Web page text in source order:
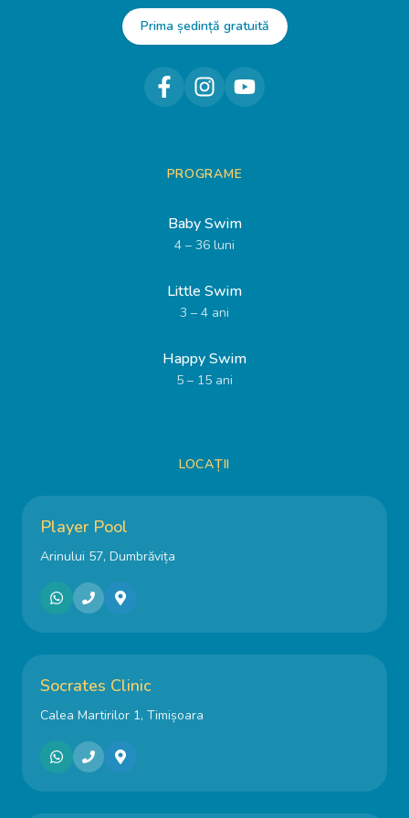
Prima ședință gratuită
PROGRAME
Baby Swim
4 – 36 luni
Little Swim
3 – 4 ani
Happy Swim
5 – 15 ani
LOCAȚII
Player Pool
Arinului 57, Dumbrăvița
Socrates Clinic
Calea Martirilor 1, Timișoara